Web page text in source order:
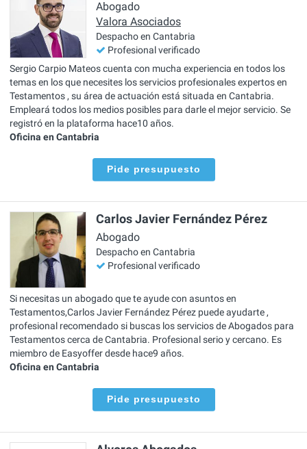
Abogado
Valora Asociados
Despacho en Cantabria
Profesional verificado
Sergio Carpio Mateos cuenta con mucha experiencia en todos los
temas en los que necesites los servicios profesionales expertos en
Testamentos , su área de actuación está situada en Cantabria.
Empleará todos los medios posibles para darle el mejor servicio. Se
registró en la plataforma hace10 años.
Oficina en Cantabria
Pide presupuesto
Carlos Javier Fernández Pérez
Abogado
Despacho en Cantabria
Profesional verificado
Si necesitas un abogado que te ayude con asuntos en
Testamentos,Carlos Javier Fernández Pérez puede ayudarte ,
profesional recomendado si buscas los servicios de Abogados para
Testamentos cerca de Cantabria. Profesional serio y cercano. Es
miembro de Easyoffer desde hace9 años.
Oficina en Cantabria
Pide presupuesto